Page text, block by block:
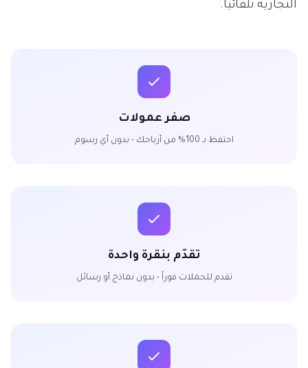
التجارية تلقائياً.
صفر عمولات
احتفظ بـ 100% من أرباحك - بدون أي رسوم
تقدّم بنقرة واحدة
تقدم للحملات فوراً - بدون نماذج أو رسائل